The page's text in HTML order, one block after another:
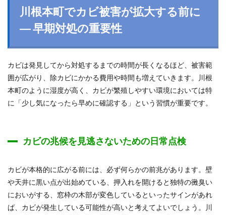
川根本町でカビ被害が拡大する前に
― 早期対処の重要性
カビは発見してから対処するまでの時間が長くなるほど、被害範
囲が広がり、除カビにかかる費用や時間も増えていきます。川根
本町のように湿度が高く、カビが繁殖しやすい環境においては特
に「少し気になったら早めに確認する」という習慣が重要です。
カビの兆候を見逃さないための日常点検
カビが本格的に広がる前には、必ず何らかの前兆があります。壁
や天井に黒い点が出始めている、押入れを開けると独特の黴臭い
においがする、窓枠の木部が変色しているといったサインがあれ
ば、カビが発生している可能性が高いと考えてよいでしょう。川